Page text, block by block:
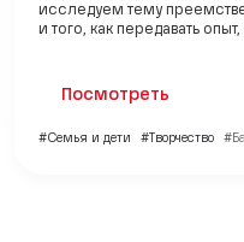
исследуем тему
и того, как передавать опыт,
Посмотреть
#Семья и дети #Творчество